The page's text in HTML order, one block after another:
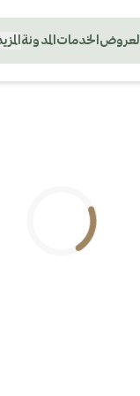
العروض الخدمات المدونة